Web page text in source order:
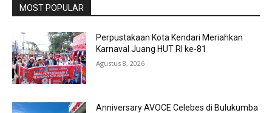
MOST POPULAR
Perpustakaan Kota Kendari Meriahkan
Karnaval Juang HUT RI ke-81
Agustus 8, 2026
Anniversary AVOCE Celebes di Bulukumba